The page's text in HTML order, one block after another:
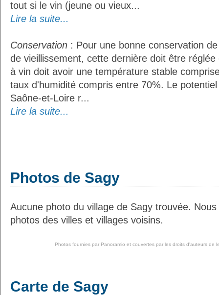
tout si le vin (jeune ou vieux...
Lire la suite...
Conservation : Pour une bonne conservation
de vieillissement, cette dernière doit être réglée
à vin doit avoir une température stable
taux d'humidité compris entre 70%. Le
Saône-et-Loire r...
Lire la suite...
Photos de Sagy
Aucune photo du village de Sagy trouvée.
photos des villes et villages voisins.
Photos fournies par Panoramio et couvertes par les droits d'auteurs de
Carte de Sagy